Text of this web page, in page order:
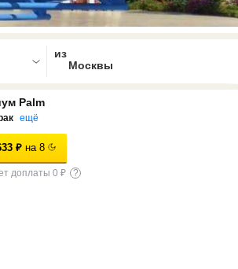
, press Down to open the menu,
Palm
ещё
₽ на 8
доплаты 0 ₽ ?